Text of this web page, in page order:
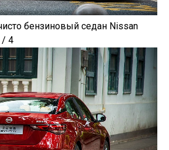
бензиновый седан Nissan
/ 4